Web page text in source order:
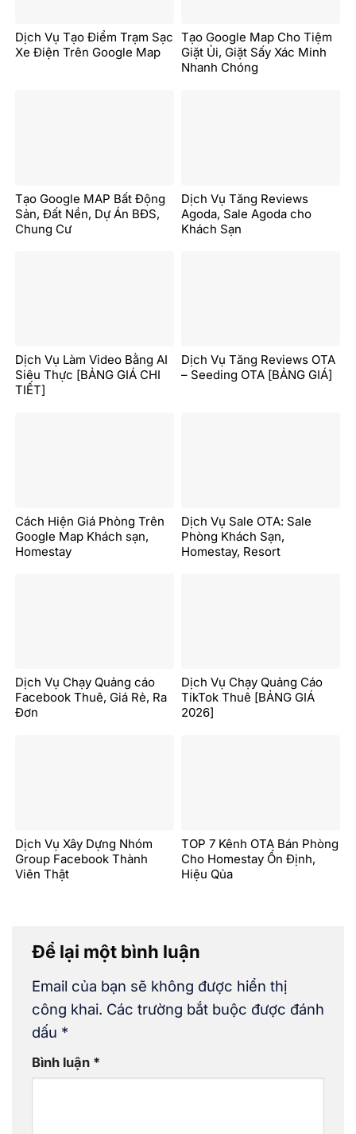
Dịch Vụ Tạo Điểm Trạm Sạc
Xe Điện Trên Google Map
Tạo Google Map Cho Tiệm
Giặt Ủi, Giặt Sấy Xác Minh
Nhanh Chóng
Tạo Google MAP Bất Động
Sản, Đất Nền, Dự Án BĐS,
Chung Cư
Dịch Vụ Tăng Reviews
Agoda, Sale Agoda cho
Khách Sạn
Dịch Vụ Làm Video Bằng AI
Siêu Thực [BẢNG GIÁ CHI
TIẾT]
Dịch Vụ Tăng Reviews OTA
– Seeding OTA [BẢNG GIÁ]
Cách Hiện Giá Phòng Trên
Google Map Khách sạn,
Homestay
Dịch Vụ Sale OTA: Sale
Phòng Khách Sạn,
Homestay, Resort
Dịch Vụ Chạy Quảng cáo
Facebook Thuê, Giá Rẻ, Ra
Đơn
Dịch Vụ Chạy Quảng Cáo
TikTok Thuê [BẢNG GIÁ
2026]
Dịch Vụ Xây Dựng Nhóm
Group Facebook Thành
Viên Thật
TOP 7 Kênh OTA Bán Phòng
Cho Homestay Ổn Định,
Hiệu Qủa
Để lại một bình luận
Email của bạn sẽ không được hiển thị
công khai. Các trường bắt buộc được đánh
dấu *
Bình luận *